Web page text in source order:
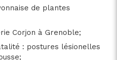
de plantes
Corjon à Grenoble;
: postures lésionelles